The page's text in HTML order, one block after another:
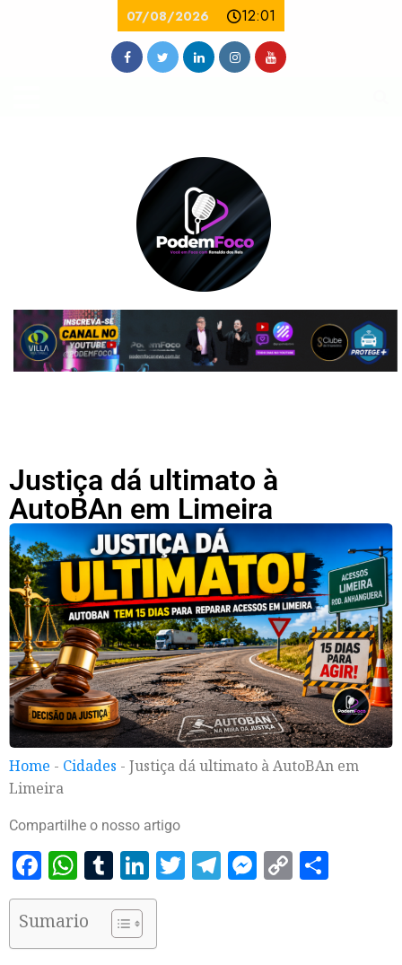
07/08/2026 12:01
Justiça dá ultimato à
AutoBAn em Limeira
Home - Cidades - Justiça dá ultimato à AutoBAn em
Limeira
Compartilhe o nosso artigo
Facebook
WhatsApp
Tumblr
LinkedIn
Twitter
Telegram
Messenger
Copy
Sumario